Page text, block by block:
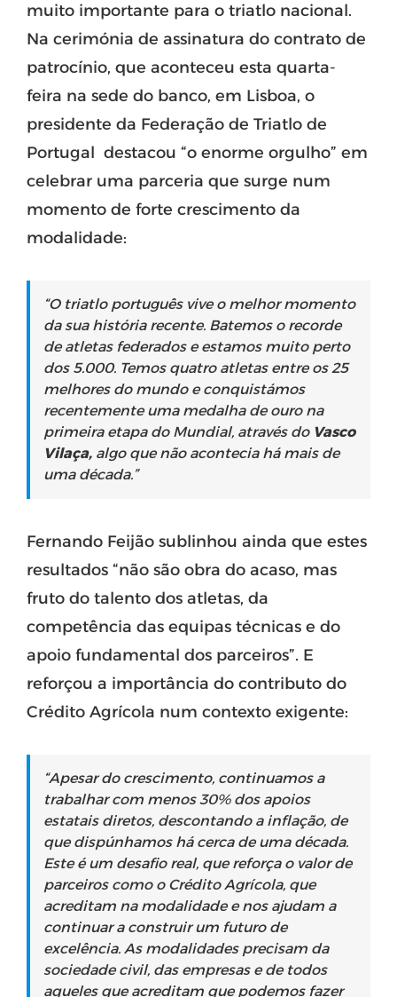
muito importante para o triatlo nacional.
Na cerimónia de assinatura do contrato de
patrocínio, que aconteceu esta quarta-
feira na sede do banco, em Lisboa, o
presidente da Federação de Triatlo de
Portugal destacou “o enorme orgulho” em
celebrar uma parceria que surge num
momento de forte crescimento da
modalidade:
“O triatlo português vive o melhor momento
da sua história recente. Batemos o recorde
de atletas federados e estamos muito perto
dos 5.000. Temos quatro atletas entre os 25
melhores do mundo e conquistámos
recentemente uma medalha de ouro na
primeira etapa do Mundial, através do Vasco
Vilaça, algo que não acontecia há mais de
uma década.”
Fernando Feijão sublinhou ainda que estes
resultados “não são obra do acaso, mas
fruto do talento dos atletas, da
competência das equipas técnicas e do
apoio fundamental dos parceiros”. E
reforçou a importância do contributo do
Crédito Agrícola num contexto exigente:
“Apesar do crescimento, continuamos a
trabalhar com menos 30% dos apoios
estatais diretos, descontando a inflação, de
que dispúnhamos há cerca de uma década.
Este é um desafio real, que reforça o valor de
parceiros como o Crédito Agrícola, que
acreditam na modalidade e nos ajudam a
continuar a construir um futuro de
excelência. As modalidades precisam da
sociedade civil, das empresas e de todos
aqueles que acreditam que podemos fazer